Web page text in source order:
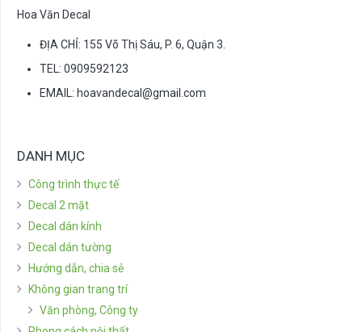
Hoa Văn Decal
ĐỊA CHỈ: 155 Võ Thị Sáu, P. 6, Quận 3.
TEL: 0909592123
EMAIL: hoavandecal@gmail.com
DANH MỤC
Công trình thực tế
Decal 2 mặt
Decal dán kính
Decal dán tường
Hướng dẫn, chia sẻ
Không gian trang trí
Văn phòng, Công ty